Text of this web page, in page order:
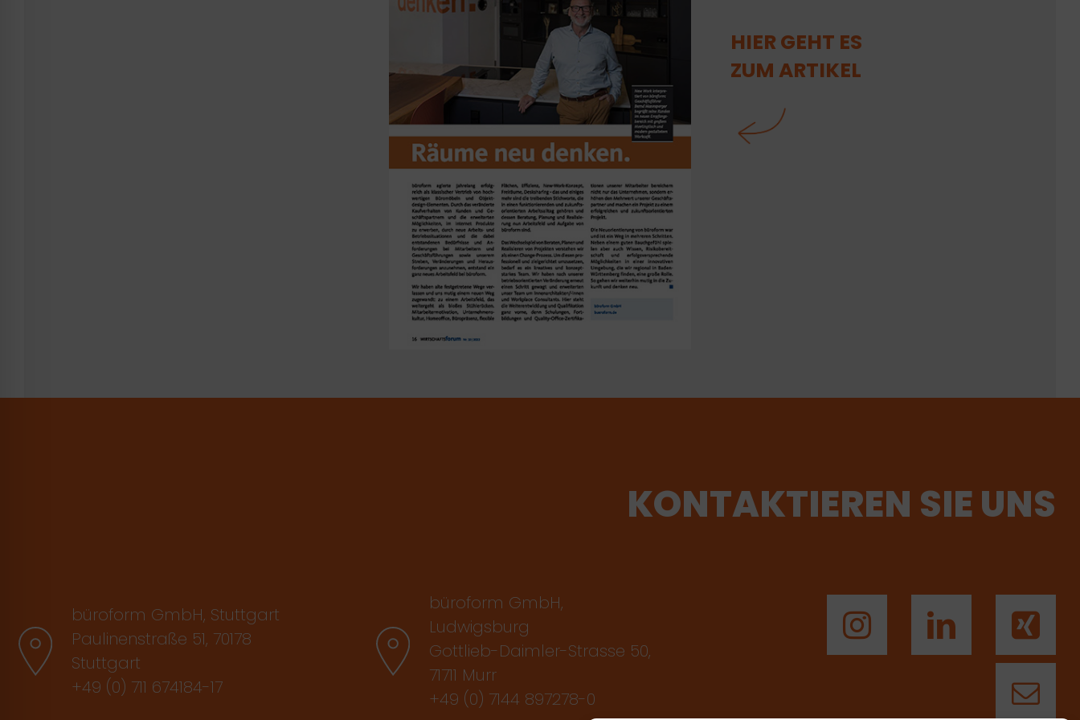
HIER GEHT ES
ZUM ARTIKEL
KONTAKTIEREN SIE UNS
büroform GmbH, Stuttgart
Paulinenstraße 51, 70178
Stuttgart
+49 (0) 711 674184-17
büroform GmbH,
Ludwigsburg
Gottlieb-Daimler-Strasse 50,
71711 Murr
+49 (0) 7144 897278-0